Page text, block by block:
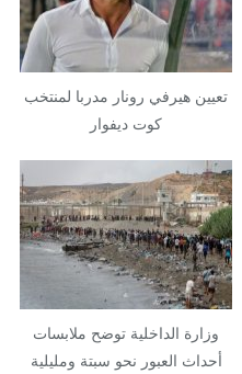
تعيين هيرفي رونار مدربا لمنتخب
كوت ديفوار
وزارة الداخلية توضح ملابسات
أحداث العبور نحو سبتة ومليلية